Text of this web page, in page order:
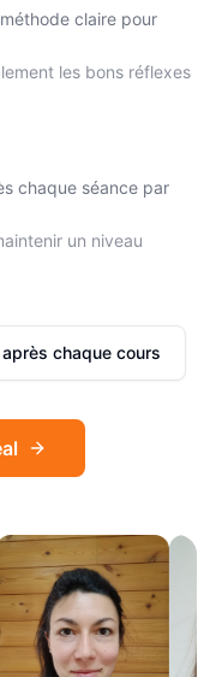
claire pour
les bons réflexes
chaque séance par
un niveau
chaque cours